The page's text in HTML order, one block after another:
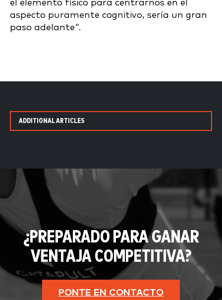
el elemento físico para centrarnos en el
aspecto puramente cognitivo, sería un gran
paso adelante".
ADDITIONAL ARTICLES
¿PREPARADO PARA GANAR
VENTAJA COMPETITIVA?
PONTE EN CONTACTO